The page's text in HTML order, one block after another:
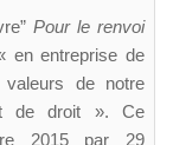
Pour le renvoi
en entreprise de
de notre
de droit ». Ce
2015 par 29